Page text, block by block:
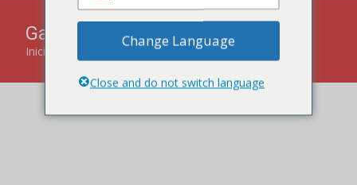
Galletas de barquillo
Inicio Galletas crujientes" Galletas de barquillo
Change Language
Close and do not switch language